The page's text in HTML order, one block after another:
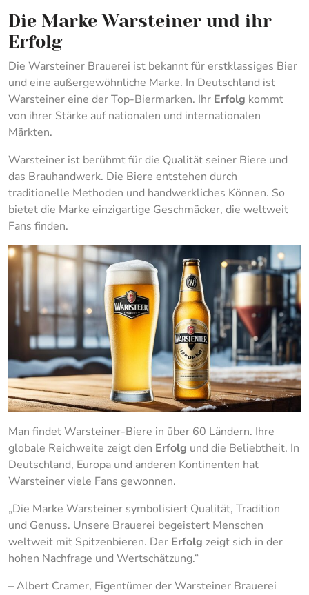
Die Marke Warsteiner und ihr
Erfolg
Die Warsteiner Brauerei ist bekannt für erstklassiges Bier
und eine außergewöhnliche Marke. In Deutschland ist
Warsteiner eine der Top-Biermarken. Ihr Erfolg kommt
von ihrer Stärke auf nationalen und internationalen
Märkten.
Warsteiner ist berühmt für die Qualität seiner Biere und
das Brauhandwerk. Die Biere entstehen durch
traditionelle Methoden und handwerkliches Können. So
bietet die Marke einzigartige Geschmäcker, die weltweit
Fans finden.
Man findet Warsteiner-Biere in über 60 Ländern. Ihre
globale Reichweite zeigt den Erfolg und die Beliebtheit. In
Deutschland, Europa und anderen Kontinenten hat
Warsteiner viele Fans gewonnen.
„Die Marke Warsteiner symbolisiert Qualität, Tradition
und Genuss. Unsere Brauerei begeistert Menschen
weltweit mit Spitzenbieren. Der Erfolg zeigt sich in der
hohen Nachfrage und Wertschätzung.“
– Albert Cramer, Eigentümer der Warsteiner Brauerei